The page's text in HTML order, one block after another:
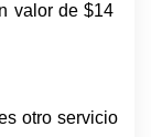
valor de $14
otro servicio